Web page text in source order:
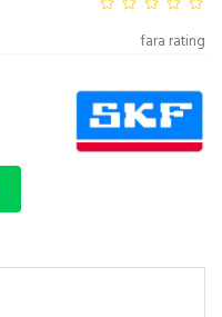
fara rating